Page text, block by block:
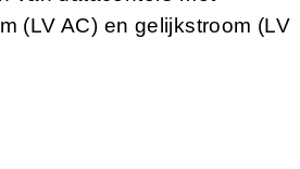
(LV AC) en gelijkstroom (LV